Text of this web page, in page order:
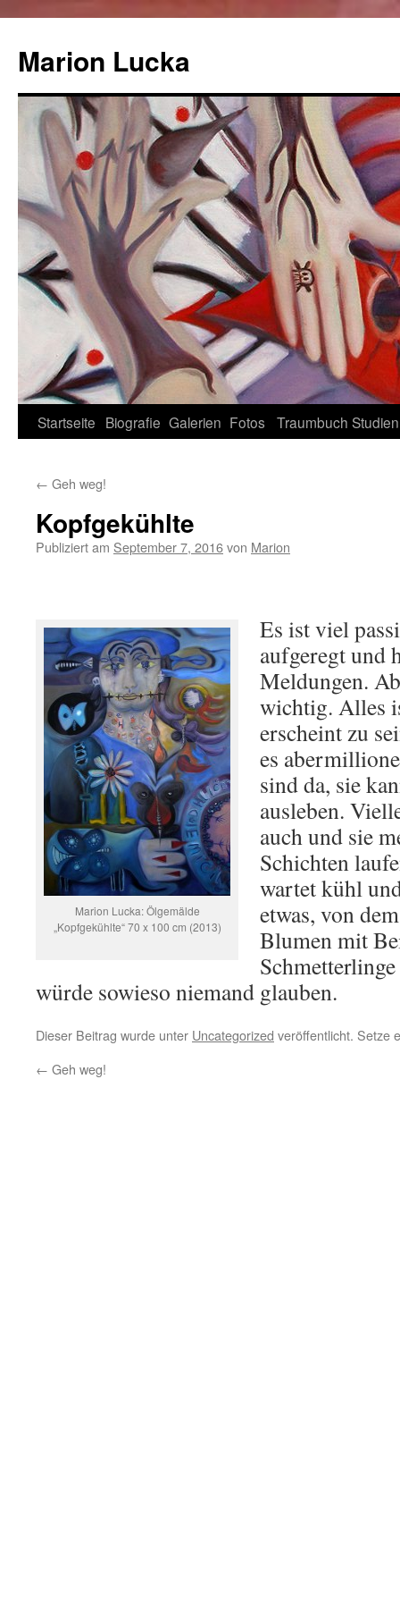
Marion Lucka
Zum
springen
Startseite Biografie Galerien Fotos Traumbuch Studien
← Geh weg!
Kopfgekühlte
Publiziert am September 7, 2016von Marion
Marion Lucka: Ölgemälde
„Kopfgekühlte“ 70 x 100 cm (2013)
Es ist viel
aufgeregt und
Meldungen.
wichtig. Alles
erscheint zu
es
sind da, sie
ausleben.
auch und sie
Schichten
wartet kühl
etwas, von
Blumen mit
würde sowieso niemand glauben.
Dieser Beitrag wurde unter Uncategorized veröffentlicht. Setze
← Geh weg!